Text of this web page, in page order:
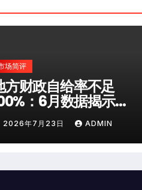
场简评
方财政自给率不足
：6月数据揭示深
风险
2026年7月23日 ADMIN